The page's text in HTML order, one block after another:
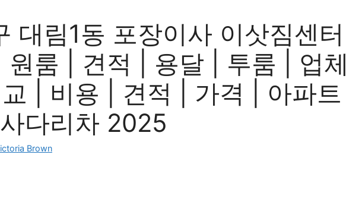
대림1동 포장이사 이삿짐센터
원룸 | 견적 | 용달 | 투룸 | 업체
교 | 비용 | 견적 | 가격 | 아파트
사다리차 2025
Brown